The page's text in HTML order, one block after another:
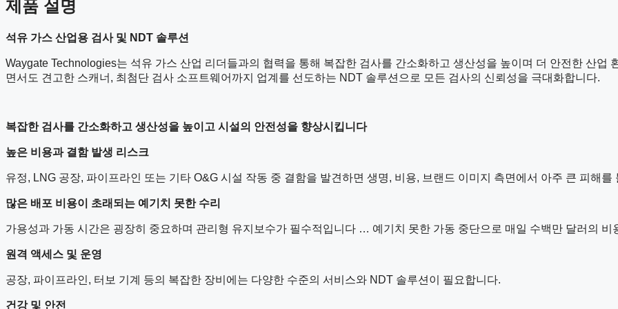
제품 설명
석유 가스 산업용 검사 및 NDT 솔루션
Waygate Technologies는 석유 가스 산업 리더들과의 협력을 통해 복잡한 검사를 간소화하고 생산성을 높이며 더 안전한 산업
면서도 견고한 스캐너, 최첨단 검사 소프트웨어까지 업계를 선도하는 NDT 솔루션으로 모든 검사의 신뢰성을 극대화합니다.
복잡한 검사를 간소화하고 생산성을 높이고 시설의 안전성을 향상시킵니다
높은 비용과 결함 발생 리스크
유정, LNG 공장, 파이프라인 또는 기타 O&G 시설 작동 중 결함을 발견하면 생명, 비용, 브랜드 이미지 측면에서 아주 큰 피해를
많은 배포 비용이 초래되는 예기치 못한 수리
가용성과 가동 시간은 굉장히 중요하며 관리형 유지보수가 필수적입니다 … 예기치 못한 가동 중단으로 매일 수백만 달러의 비
원격 액세스 및 운영
공장, 파이프라인, 터보 기계 등의 복잡한 장비에는 다양한 수준의 서비스와 NDT 솔루션이 필요합니다.
건강 및 안전